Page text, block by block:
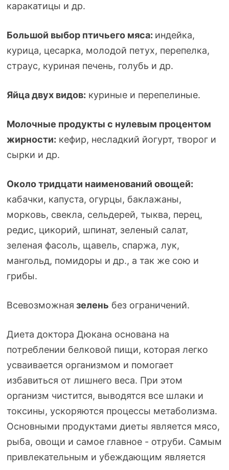
каракатицы и др.
Большой выбор птичьего мяса: индейка,
курица, цесарка, молодой петух, перепелка,
страус, куриная печень, голубь и др.
Яйца двух видов: куриные и перепелиные.
Молочные продукты с нулевым процентом
жирности: кефир, несладкий йогурт, творог и
сырки и др.
Около тридцати наименований овощей:
кабачки, капуста, огурцы, баклажаны,
морковь, свекла, сельдерей, тыква, перец,
редис, цикорий, шпинат, зеленый салат,
зеленая фасоль, щавель, спаржа, лук,
мангольд, помидоры и др., а так же сою и
грибы.
Всевозможная зелень без ограничений.
Диета доктора Дюкана основана на
потреблении белковой пищи, которая легко
усваивается организмом и помогает
избавиться от лишнего веса. При этом
организм чистится, выводятся все шлаки и
токсины, ускоряются процессы метаболизма.
Основными продуктами диеты является мясо,
рыба, овощи и самое главное - отруби. Самым
привлекательным и убеждающим является